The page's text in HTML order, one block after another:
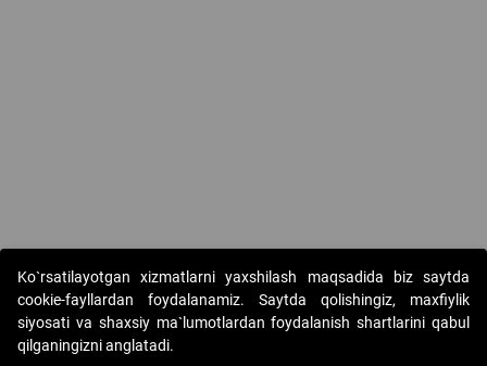
Copyright © 2017-2026. "Elektron onlayn-auksionlarni
Ko`rsatilayotgan xizmatlarni yaxshilash maqsadida biz saytda
cookie-fayllardan foydalanamiz. Saytda qolishingiz, maxfiylik
siyosati va shaxsiy ma`lumotlardan foydalanish shartlarini qabul
qilganingizni anglatadi.